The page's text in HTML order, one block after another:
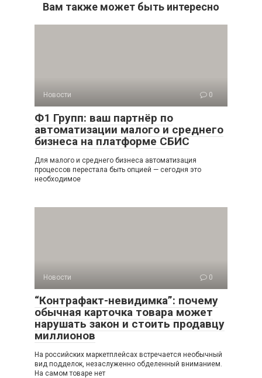
Вам также может быть интересно
Новости 0
Ф1 Групп: ваш партнёр по
автоматизации малого и среднего
бизнеса на платформе СБИС
Для малого и среднего бизнеса автоматизация
процессов перестала быть опцией — сегодня это
необходимое
Новости 0
“Контрафакт-невидимка”: почему
обычная карточка товара может
нарушать закон и стоить продавцу
миллионов
На российских маркетплейсах встречается необычный
вид подделок, незаслуженно обделенный вниманием.
На самом товаре нет